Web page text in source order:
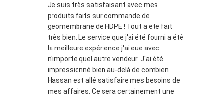
Je suis très satisfaisant avec mes
produits faits sur commande de
geomembrane de HDPE ! Tout a été fait
très bien. Le service que j'ai été fourni a été
la meilleure expérience j'ai eue avec
n'importe quel autre vendeur. J'ai été
impressionné bien au-delà de combien
Hassan est allé satisfaire mes besoins de
mes affaires. Ce sera certainement une